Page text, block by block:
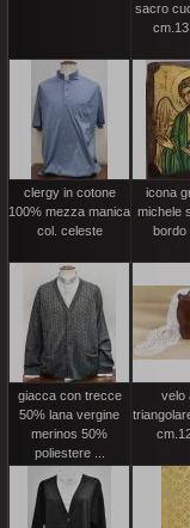
sacro
clergy in cotone
100% mezza manica
col. celeste
icona
michele
bordo
giacca con trecce
50% lana vergine
merinos 50%
poliestere ...
velo